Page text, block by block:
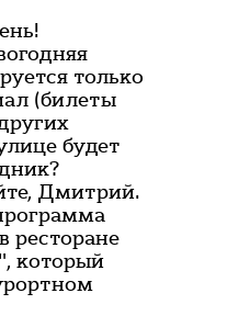
только
(билеты
будет
Дмитрий.
ресторане
который